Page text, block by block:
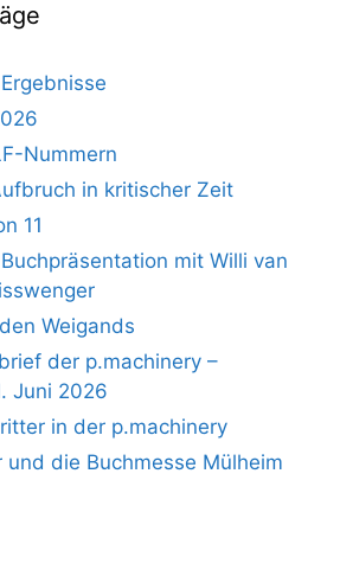
Nummern
in kritischer Zeit
11
mit Willi van
Weigands
der p.machinery –
Juni 2026
in der p.machinery
und die Buchmesse Mülheim